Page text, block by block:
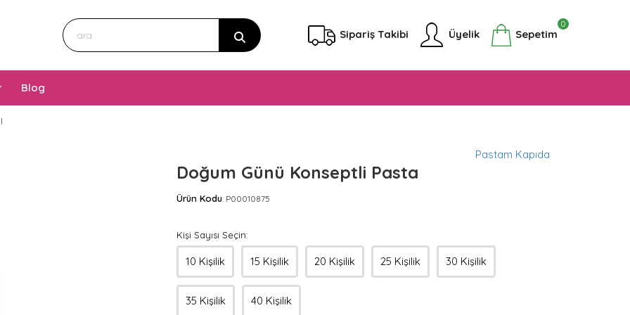
Sipariş Takibi Üyelik Sepetim
0
Blog
Pastam Kapıda
Doğum Günü Konseptli Pasta
Ürün Kodu: P00010875
Kişi Sayısı Seçin:
10 Kişilik 15 Kişilik 20 Kişilik 25 Kişilik 30 Kişilik
35 Kişilik 40 Kişilik